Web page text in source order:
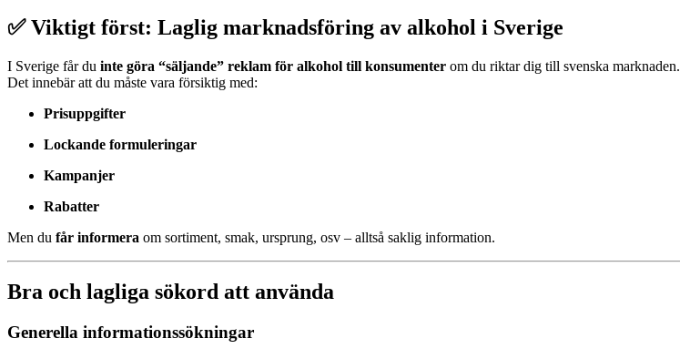
✅ Viktigt först: Laglig marknadsföring av alkohol i Sverige
I Sverige får du inte göra “säljande” reklam för alkohol till konsumenter om du riktar dig till svenska marknaden.
Det innebär att du måste vara försiktig med:
Prisuppgifter
Lockande formuleringar
Kampanjer
Rabatter
Men du får informera om sortiment, smak, ursprung, osv – alltså saklig information.
Bra och lagliga sökord att använda
Generella informationssökningar